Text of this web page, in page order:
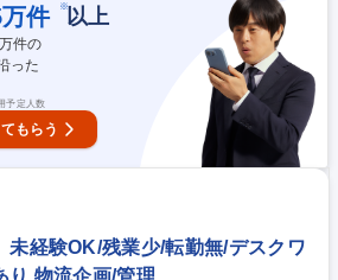
料発注担当者への報告■社員の教育、マネジ
万件 ※以上
万件の
った
予定人数
もらう
未経験OK/残業少/転勤無/デスクワ
り 物流企画/管理